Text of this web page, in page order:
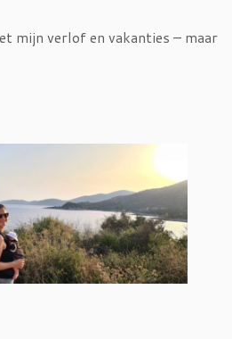
mijn verlof en vakanties – maar